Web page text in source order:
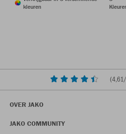
kleuren
(4,61
OVER JAKO
JAKO COMMUNITY